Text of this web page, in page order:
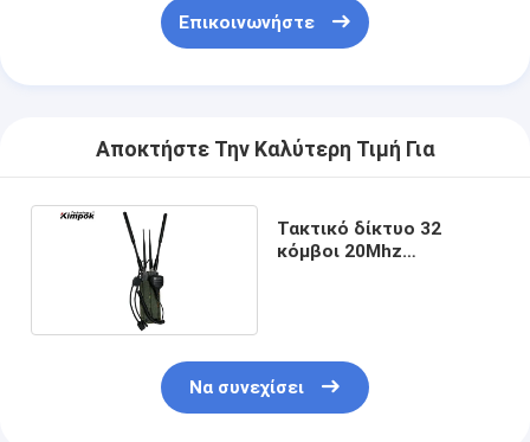
Επικοινωνήστε
Αποκτήστε Την Καλύτερη Τιμή Για
Τακτικό δίκτυο 32
κόμβοι 20Mhz
Να συνεχίσει